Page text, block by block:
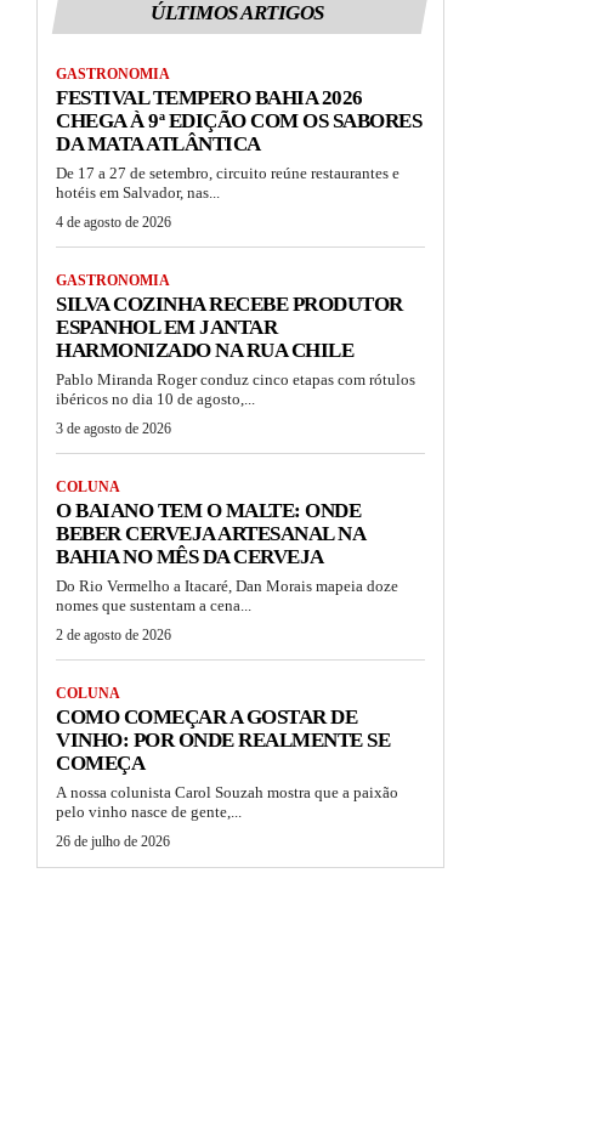
ÚLTIMOS ARTIGOS
GASTRONOMIA
FESTIVAL TEMPERO BAHIA 2026
CHEGA À 9ª EDIÇÃO COM OS SABORES
DA MATA ATLÂNTICA
De 17 a 27 de setembro, circuito reúne restaurantes e
hotéis em Salvador, nas...
4 de agosto de 2026
GASTRONOMIA
SILVA COZINHA RECEBE PRODUTOR
ESPANHOL EM JANTAR
HARMONIZADO NA RUA CHILE
Pablo Miranda Roger conduz cinco etapas com rótulos
ibéricos no dia 10 de agosto,...
3 de agosto de 2026
COLUNA
O BAIANO TEM O MALTE: ONDE
BEBER CERVEJA ARTESANAL NA
BAHIA NO MÊS DA CERVEJA
Do Rio Vermelho a Itacaré, Dan Morais mapeia doze
nomes que sustentam a cena...
2 de agosto de 2026
COLUNA
COMO COMEÇAR A GOSTAR DE
VINHO: POR ONDE REALMENTE SE
COMEÇA
A nossa colunista Carol Souzah mostra que a paixão
pelo vinho nasce de gente,...
26 de julho de 2026